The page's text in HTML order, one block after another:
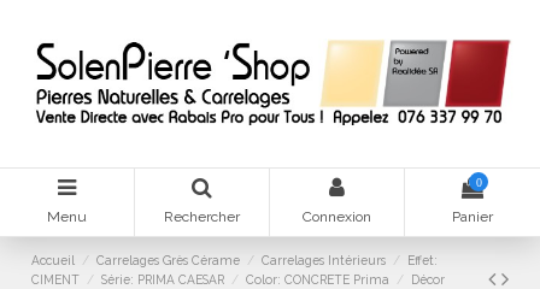
Menu Rechercher Connexion
0
Panier
Accueil Carrelages Grès Cérame Carrelages Intérieurs
Effet:
CIMENT
Série: PRIMA CAESAR Color: CONCRETE Prima
Décor